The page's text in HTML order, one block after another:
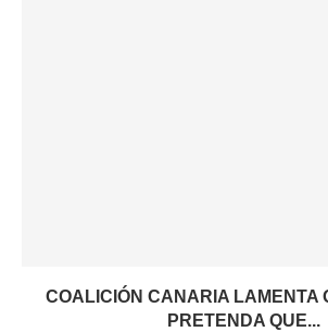
COALICIÓN CANARIA LAMENTA
PRETENDA QUE...